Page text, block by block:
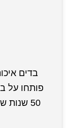
בדים
פותחו על
50